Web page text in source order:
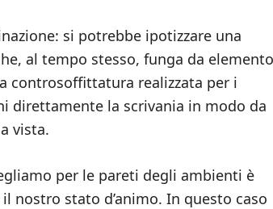
si potrebbe ipotizzare una
al tempo stesso, funga da elemento
controsoffittatura realizzata per i
direttamente la scrivania in modo da
vista.
per le pareti degli ambienti è
nostro stato d’animo. In questo caso